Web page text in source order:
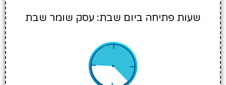
שעות פתיחה ביום שבת: עסק שומר שבת